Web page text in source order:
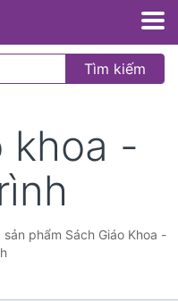
Tìm kiếm
khoa -
phẩm Sách Giáo Khoa -